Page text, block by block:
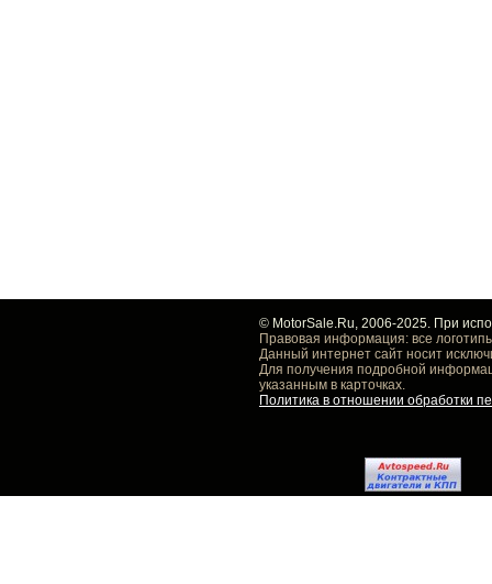
© MotorSale.Ru, 2006-2025. При
Правовая информация: все
Данный интернет сайт носит
Для получения подробной
указанным в карточках.
Политика в отношении обработки